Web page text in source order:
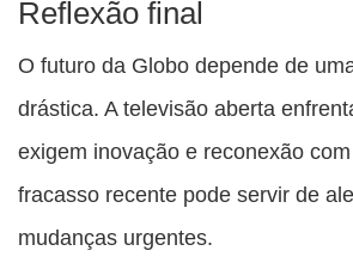
Reflexão final
O futuro da Globo depende de
drástica. A televisão aberta
exigem inovação e reconexão
fracasso recente pode servir de
mudanças urgentes.